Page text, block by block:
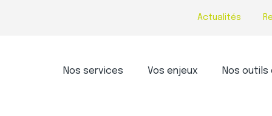
Actualités
Principal
Nos services Vos enjeux Nos outils